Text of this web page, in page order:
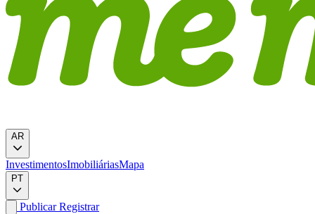
AR
InvestimentosImobiliáriasMapa
PT
PublicarRegistrar